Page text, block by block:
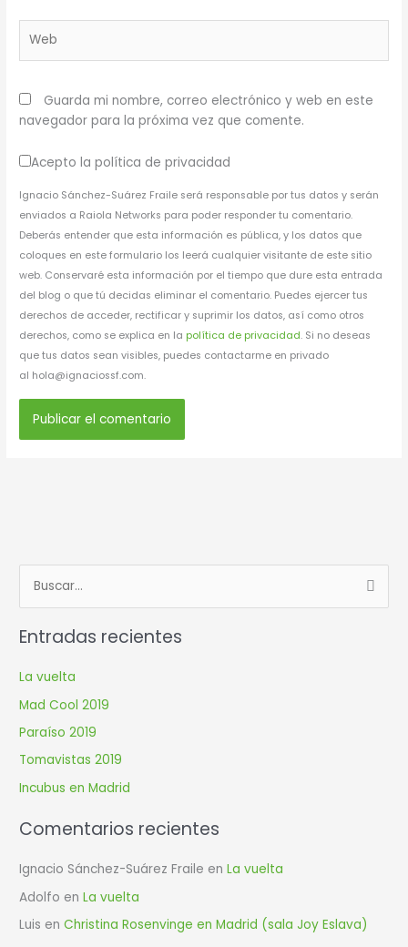
Guarda mi nombre, correo electrónico y web en este
navegador para la próxima vez que comente.
Acepto la política de privacidad
Ignacio Sánchez-Suárez Fraile será responsable por tus datos y serán
enviados a Raiola Networks para poder responder tu comentario.
Deberás entender que esta información es pública, y los datos que
coloques en este formulario los leerá cualquier visitante de este sitio
web. Conservaré esta información por el tiempo que dure esta entrada
del blog o que tú decidas eliminar el comentario. Puedes ejercer tus
derechos de acceder, rectificar y suprimir los datos, así como otros
derechos, como se explica en la política de privacidad. Si no deseas
que tus datos sean visibles, puedes contactarme en privado
al hola@ignaciossf.com.
u
s
a
r
p
o
r
Entradas recientes
La vuelta
Mad Cool 2019
Paraíso 2019
Tomavistas 2019
Incubus en Madrid
Comentarios recientes
Ignacio Sánchez-Suárez Fraile enLa vuelta
Adolfo enLa vuelta
Luis enChristina Rosenvinge en Madrid (sala Joy Eslava)